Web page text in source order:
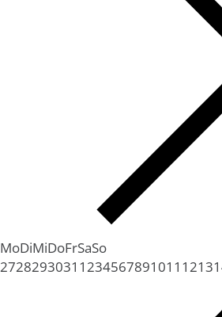
MoDiMiDoFrSaSo
2728293031 1234567891011 1213